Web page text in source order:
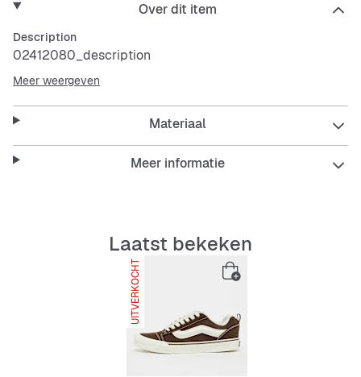
Over dit item
Description
02412080_description
Meer weergeven
Materiaal
Meer informatie
Laatst bekeken
UITVERKOCHT